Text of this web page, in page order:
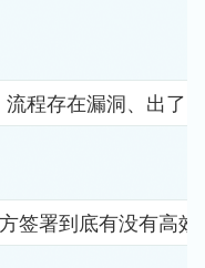
程存在漏洞、出了
签署到底有没有高